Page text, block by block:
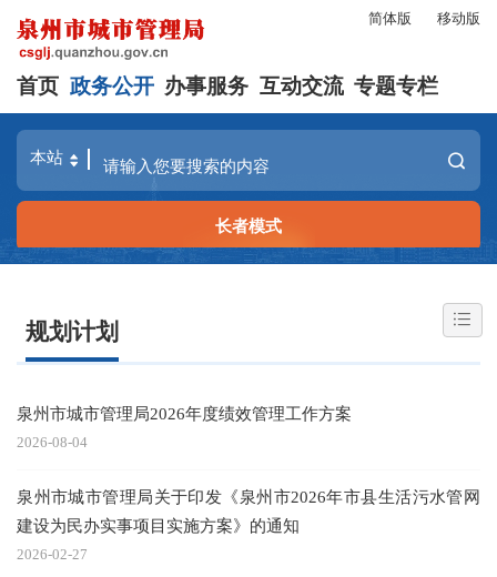
简体版 移动版
首页 政务公开 办事服务 互动交流 专题专栏
长者模式
规划计划
泉州市城市管理局2026年度绩效管理工作方案
2026-08-04
泉州市城市管理局关于印发《泉州市2026年市县生活污水管网
建设为民办实事项目实施方案》的通知
2026-02-27